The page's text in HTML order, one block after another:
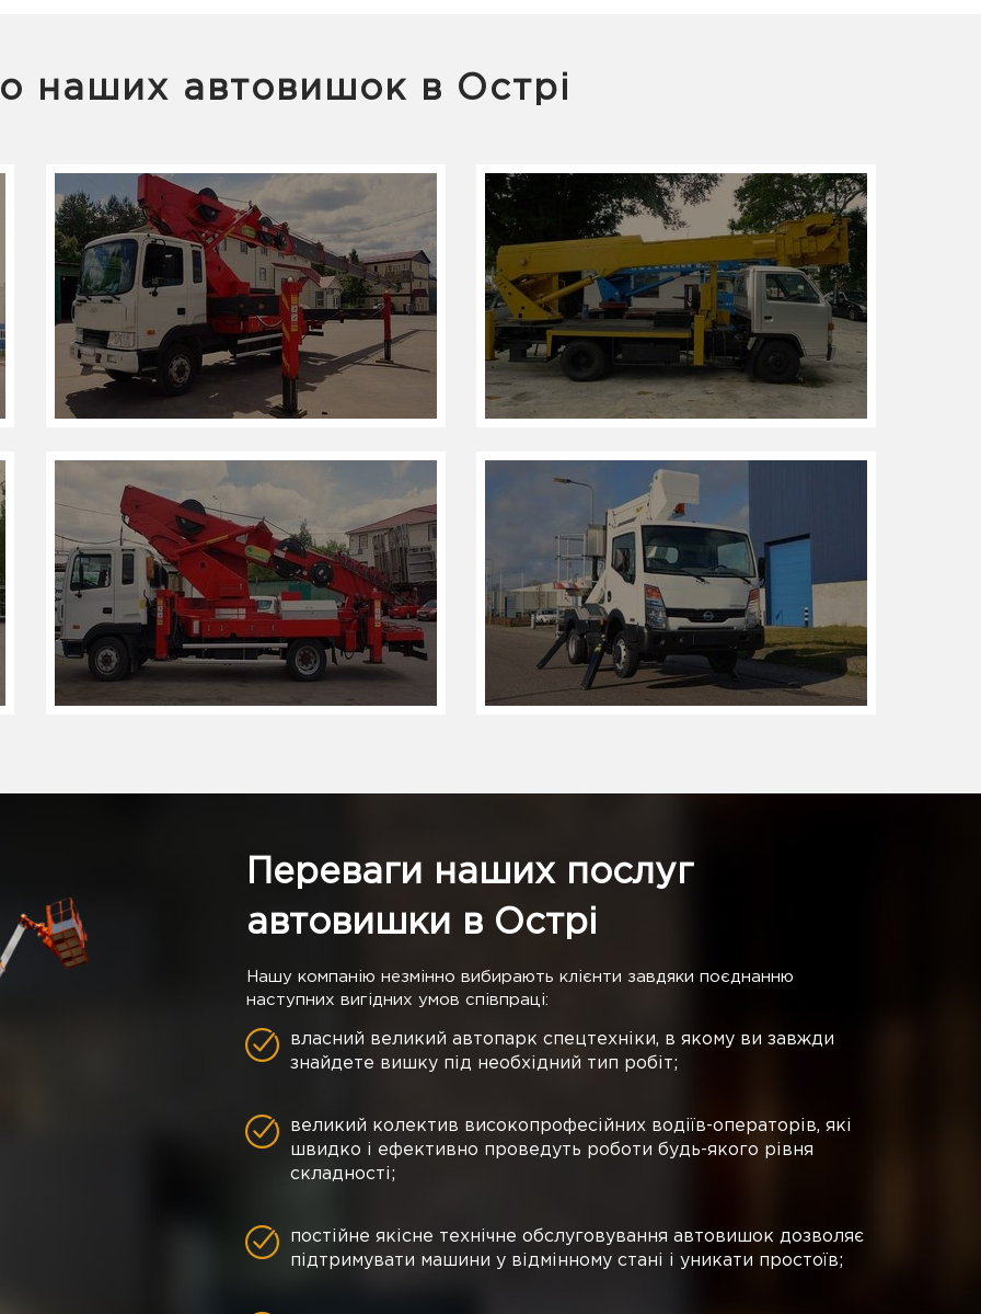
наших автовишок в Острі
Переваги наших послуг
автовишки в Острі
Нашу компанію незмінно вибирають клієнти завдяки поєднанню
наступних вигідних умов співпраці:
власний великий автопарк спецтехніки, в якому ви завжди
знайдете вишку під необхідний тип робіт;
великий колектив високопрофесійних водіїв-операторів, які
швидко і ефективно проведуть роботи будь-якого рівня
складності;
постійне якісне технічне обслуговування автовишок дозволяє
підтримувати машини у відмінному стані і уникати простоїв;